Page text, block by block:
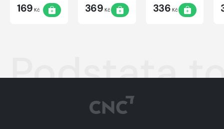
169 Kč 369 Kč 336 Kč
Podstata